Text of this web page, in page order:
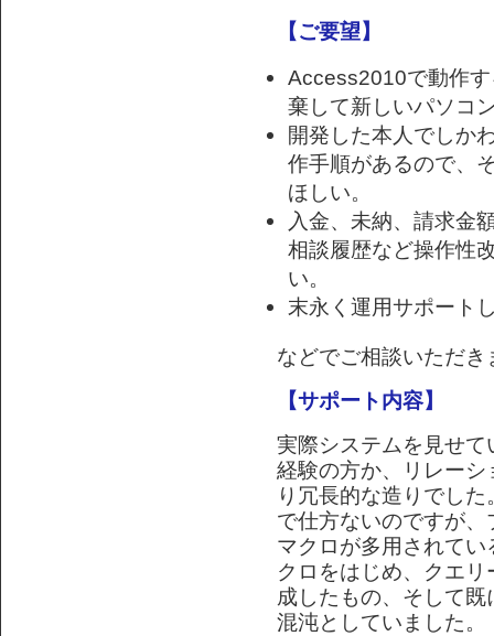
【ご要望】
Access2010で動作
棄して新しいパソコ
開発した本人でしか
作手順があるので、
ほしい。
入金、未納、請求金
相談履歴など操作性
い。
末永く運用サポート
などでご相談いただき
【サポート内容】
実際システムを見せ
経験の方か、リレー
り冗長的な造りでし
で仕方ないのですが
マクロが多用されて
クロをはじめ、クエ
成したもの、そして
混沌としていました。